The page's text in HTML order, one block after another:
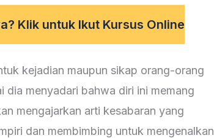
Klik untuk Ikut Kursus Online
kejadian maupun sikap orang-orang
dia menyadari bahwa diri ini memang
mengajarkan arti kesabaran yang
dan membimbing untuk mengenalkan